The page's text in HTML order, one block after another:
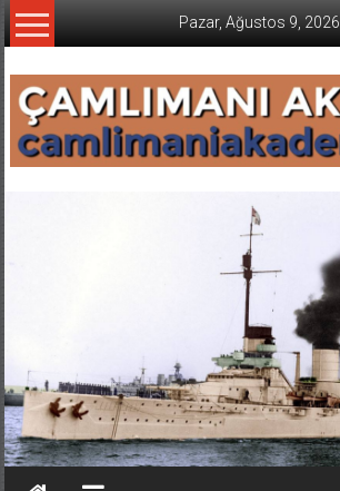
İçeriğe
geç
Pazar, Ağustos 9, 2026